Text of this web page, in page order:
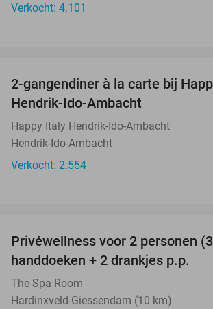
Verkocht: 4.101
2-gangendiner à la carte bij
Hendrik-Ido-Ambacht
Happy Italy Hendrik-Ido-Ambacht
Hendrik-Ido-Ambacht
Verkocht: 2.554
Privéwellness voor 2 personen
handdoeken + 2 drankjes p.p.
The Spa Room
Hardinxveld-Giessendam (10 km)